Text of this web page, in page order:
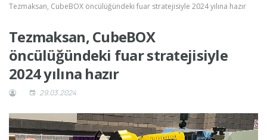
Tezmaksan, CubeBOX öncülüğündeki fuar stratejisiyle 2024 yılına hazır
Tezmaksan, CubeBOX
öncülüğündeki fuar stratejisiyle
2024 yılına hazır
29.03.2024